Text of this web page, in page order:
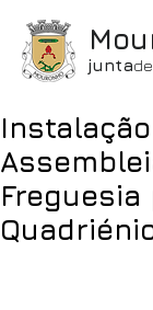
juntade
Freguesia